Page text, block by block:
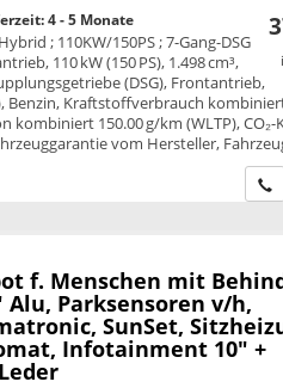
4 - 5 Monate
; 110KW/150PS ; 7-Gang-DSG
110 kW (150 PS), 1.498 cm³,
(DSG), Frontantrieb,
Benzin, Kraftstoffverbrauch
kombiniert 150.00 g/km (WLTP), CO₂-
vom Hersteller,
f. Menschen mit
Alu, Parksensoren v/h,
SunSet,
Infotainment 10" +